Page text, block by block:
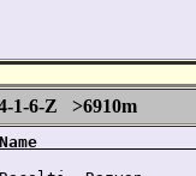
1-6-Z >6910m
Name